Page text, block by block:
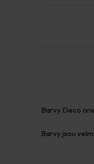
Barvy Deco
Barvy jsou